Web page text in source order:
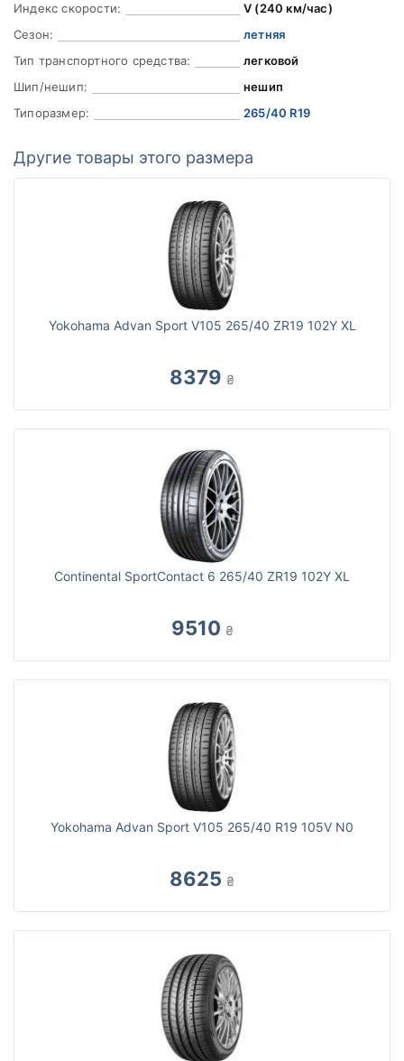
Индекс скорости:
V (240 км/час)
Сезон:
летняя
Тип транспортного средства:
легковой
Шип/нешип:
нешип
Типоразмер:
265/40 R19
Другие товары этого размера
Yokohama Advan Sport V105 265/40 ZR19 102Y XL
8379 ₴
Continental SportContact 6 265/40 ZR19 102Y XL
9510 ₴
Yokohama Advan Sport V105 265/40 R19 105V N0
8625 ₴